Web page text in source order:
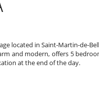
located in Saint-Martin-de-
and modern, offers 5
at the end of the day.